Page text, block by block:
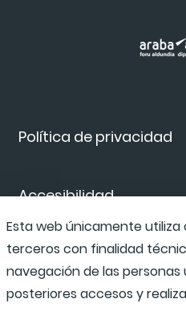
Política de privacidad
Accesibilidad
Canal de denuncias
Esta web únicamente utiliza
terceros con finalidad
navegación de las personas
posteriores accesos y